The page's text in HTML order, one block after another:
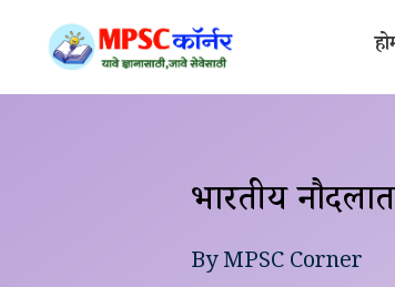
content
भारतीय
ByMPSC Corner